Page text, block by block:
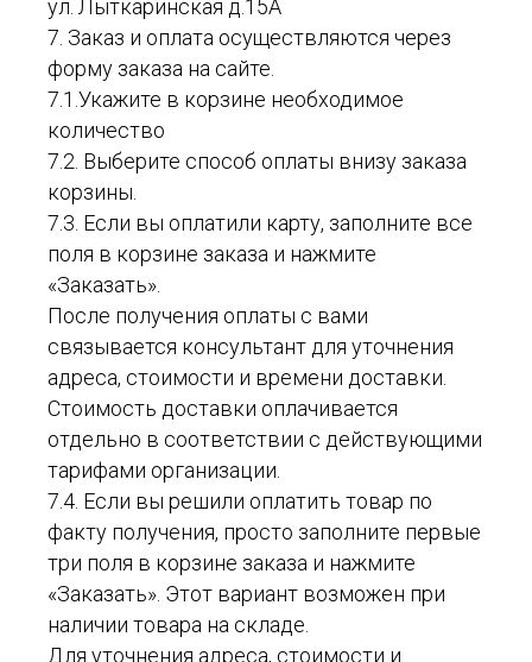
ул. Лыткаринская д.15А
7. Заказ и оплата осуществляются через
форму заказа на сайте.
7.1.Укажите в корзине необходимое
количество
7.2. Выберите способ оплаты внизу заказа
корзины.
7.3. Если вы оплатили карту, заполните все
поля в корзине заказа и нажмите
«Заказать».
После получения оплаты с вами
связывается консультант для уточнения
адреса, стоимости и времени доставки.
Стоимость доставки оплачивается
отдельно в соответствии с действующими
тарифами организации.
7.4. Если вы решили оплатить товар по
факту получения, просто заполните первые
три поля в корзине заказа и нажмите
«Заказать». Этот вариант возможен при
наличии товара на складе.
Для уточнения адреса, стоимости и